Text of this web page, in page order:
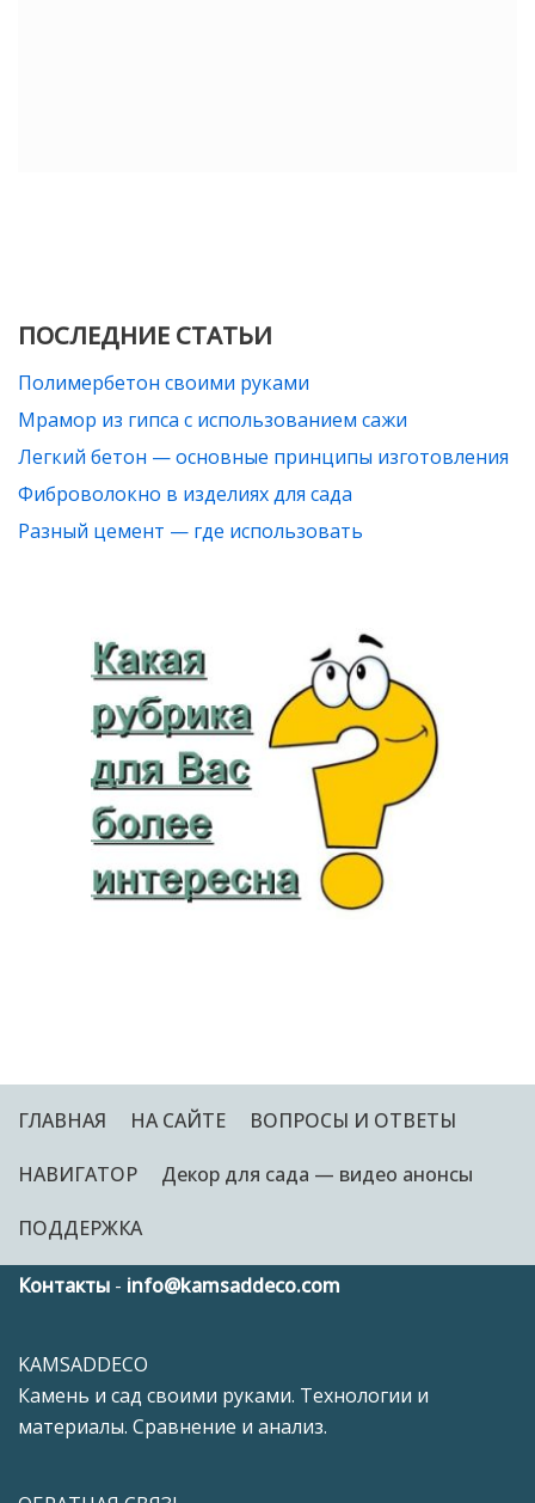
ПОСЛЕДНИЕ СТАТЬИ
Полимербетон своими руками
Мрамор из гипса с использованием сажи
Легкий бетон — основные принципы изготовления
Фиброволокно в изделиях для сада
Разный цемент — где использовать
ГЛАВНАЯ НА САЙТЕ ВОПРОСЫ И ОТВЕТЫ
НАВИГАТОР Декор для сада — видео анонсы
ПОДДЕРЖКА
Контакты - info@kamsaddeco.com
KAMSADDECO
Камень и сад своими руками. Технологии и
материалы. Сравнение и анализ.